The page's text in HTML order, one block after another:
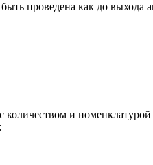
проведена как до
и